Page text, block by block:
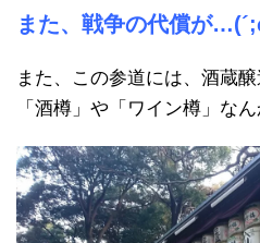
また、戦争の代償が
また、この参道には、酒蔵
「酒樽」や「ワイン樽」な